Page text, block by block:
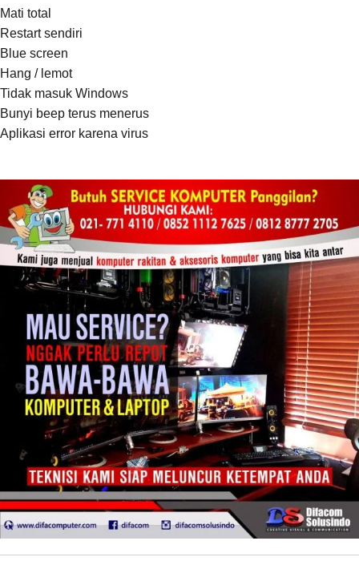
Mati total
Restart sendiri
Blue screen
Hang / lemot
Tidak masuk Windows
Bunyi beep terus menerus
Aplikasi error karena virus